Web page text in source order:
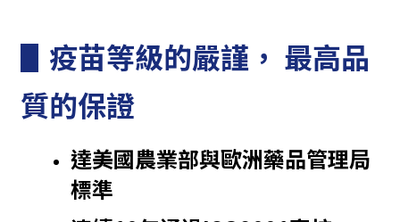
▋ 疫苗等級的嚴謹， 最高品
質的保證
達美國農業部與歐洲藥品管理局
標準